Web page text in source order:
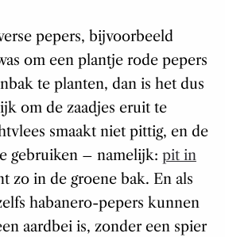
pepers, bijvoorbeeld
om een plantje rode pepers
te planten, dan is het dus
om de zaadjes eruit te
smaakt niet pittig, en de
gebruiken – namelijk: pit in
zo in de groene bak. En als
habanero-pepers kunnen
aardbei is, zonder een spier